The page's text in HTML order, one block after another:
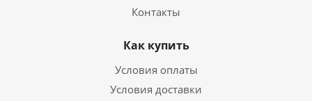
Контакты
Как купить
Условия оплаты
Условия доставки